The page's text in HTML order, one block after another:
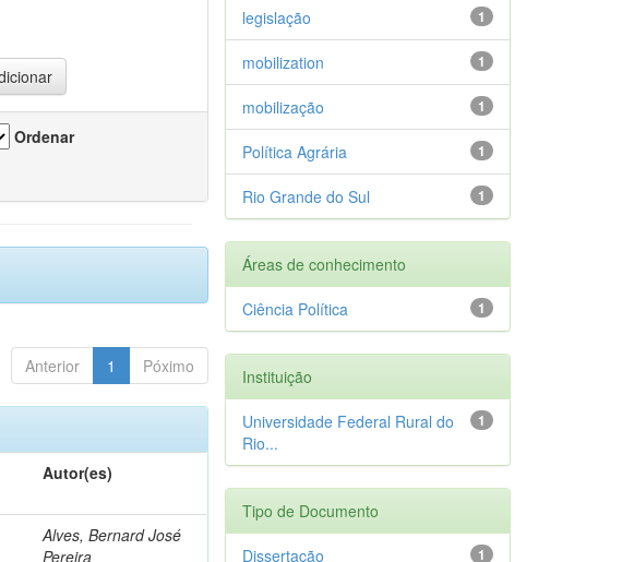
Ordenar
Anterior 1 Póximo
Autor(es)
Alves, Bernard José
Pereira
1
legislação
1
mobilization
1
mobilização
1
Política Agrária
1
Rio Grande do Sul
Áreas de conhecimento
1
Ciência Política
Instituição
1
Universidade Federal Rural do
Rio...
Tipo de Documento
1
Dissertação